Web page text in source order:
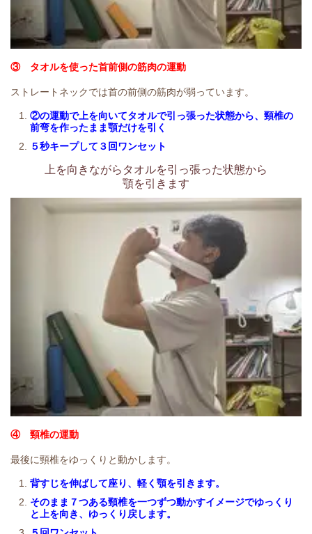
③ タオルを使った首前側の筋肉の運動
ストレートネックでは首の前側の筋肉が弱っています。
②の運動で上を向いてタオルで引っ張った状態から、頸椎の
前弯を作ったまま顎だけを引く
５秒キープして３回ワンセット
上を向きながらタオルを引っ張った状態から
顎を引きます
④ 頸椎の運動
最後に頸椎をゆっくりと動かします。
背すじを伸ばして座り、軽く顎を引きます。
そのまま７つある頸椎を一つずつ動かすイメージでゆっくり
と上を向き、ゆっくり戻します。